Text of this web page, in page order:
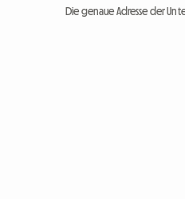
Die genaue Adresse der